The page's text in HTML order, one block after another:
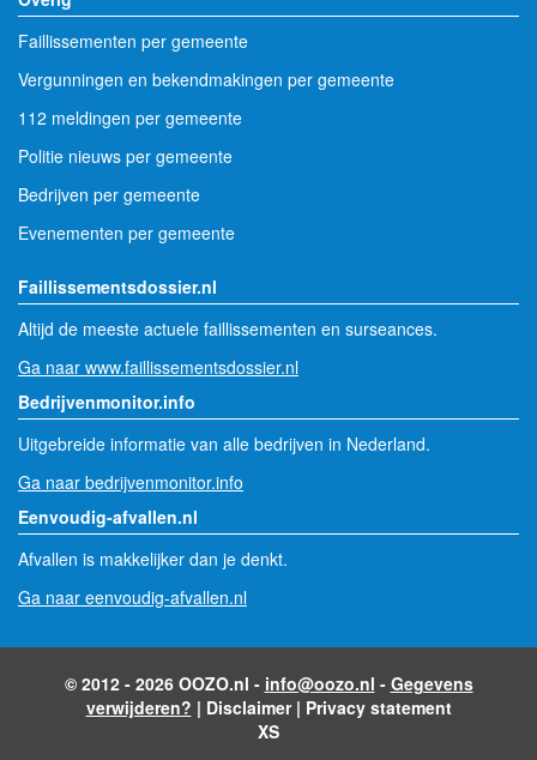
Faillissementen per gemeente
Vergunningen en bekendmakingen per gemeente
112 meldingen per gemeente
Politie nieuws per gemeente
Bedrijven per gemeente
Evenementen per gemeente
Faillissementsdossier.nl
Altijd de meeste actuele faillissementen en surseances.
Ga naar www.faillissementsdossier.nl
Bedrijvenmonitor.info
Uitgebreide informatie van alle bedrijven in Nederland.
Ga naar bedrijvenmonitor.info
Eenvoudig-afvallen.nl
Afvallen is makkelijker dan je denkt.
Ga naar eenvoudig-afvallen.nl
© 2012 - 2026 OOZO.nl - info@oozo.nl - Gegevens
verwijderen? | Disclaimer| Privacy statement
XS